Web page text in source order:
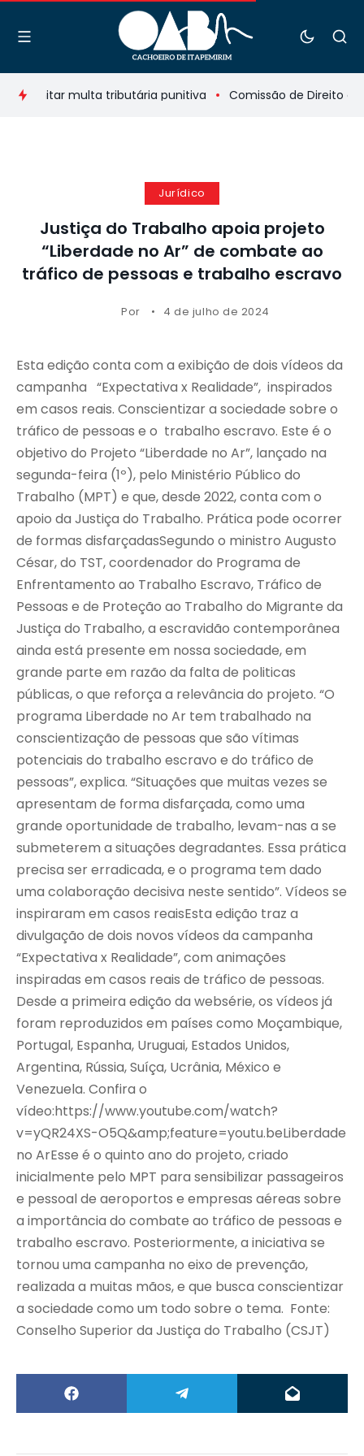
limitar multa tributária punitiva Comissão de Direito da
Jurídico
Justiça do Trabalho apoia projeto
“Liberdade no Ar” de combate ao
tráfico de pessoas e trabalho escravo
Por 4 de julho de 2024
Esta edição conta com a exibição de dois vídeos da
campanha “Expectativa x Realidade”, inspirados
em casos reais. Conscientizar a sociedade sobre o
tráfico de pessoas e o trabalho escravo. Este é o
objetivo do Projeto “Liberdade no Ar”, lançado na
segunda-feira (1º), pelo Ministério Público do
Trabalho (MPT) e que, desde 2022, conta com o
apoio da Justiça do Trabalho. Prática pode ocorrer
de formas disfarçadasSegundo o ministro Augusto
César, do TST, coordenador do Programa de
Enfrentamento ao Trabalho Escravo, Tráfico de
Pessoas e de Proteção ao Trabalho do Migrante da
Justiça do Trabalho, a escravidão contemporânea
ainda está presente em nossa sociedade, em
grande parte em razão da falta de politicas
públicas, o que reforça a relevância do projeto. “O
programa Liberdade no Ar tem trabalhado na
conscientização de pessoas que são vítimas
potenciais do trabalho escravo e do tráfico de
pessoas”, explica. “Situações que muitas vezes se
apresentam de forma disfarçada, como uma
grande oportunidade de trabalho, levam-nas a se
submeterem a situações degradantes. Essa prática
precisa ser erradicada, e o programa tem dado
uma colaboração decisiva neste sentido”. Vídeos se
inspiraram em casos reaisEsta edição traz a
divulgação de dois novos vídeos da campanha
“Expectativa x Realidade”, com animações
inspiradas em casos reais de tráfico de pessoas.
Desde a primeira edição da websérie, os vídeos já
foram reproduzidos em países como Moçambique,
Portugal, Espanha, Uruguai, Estados Unidos,
Argentina, Rússia, Suíça, Ucrânia, México e
Venezuela. Confira o
vídeo:https://www.youtube.com/watch?
v=yQR24XS-O5Q&amp;feature=youtu.beLiberdade
no ArEsse é o quinto ano do projeto, criado
inicialmente pelo MPT para sensibilizar passageiros
e pessoal de aeroportos e empresas aéreas sobre
a importância do combate ao tráfico de pessoas e
trabalho escravo. Posteriormente, a iniciativa se
tornou uma campanha no eixo de prevenção,
realizada a muitas mãos, e que busca conscientizar
a sociedade como um todo sobre o tema. Fonte:
Conselho Superior da Justiça do Trabalho (CSJT)